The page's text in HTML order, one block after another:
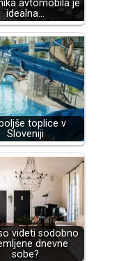
avtomobila je
idealna…
toplice v
Sloveniji
videti sodobno
dnevne
sobe?